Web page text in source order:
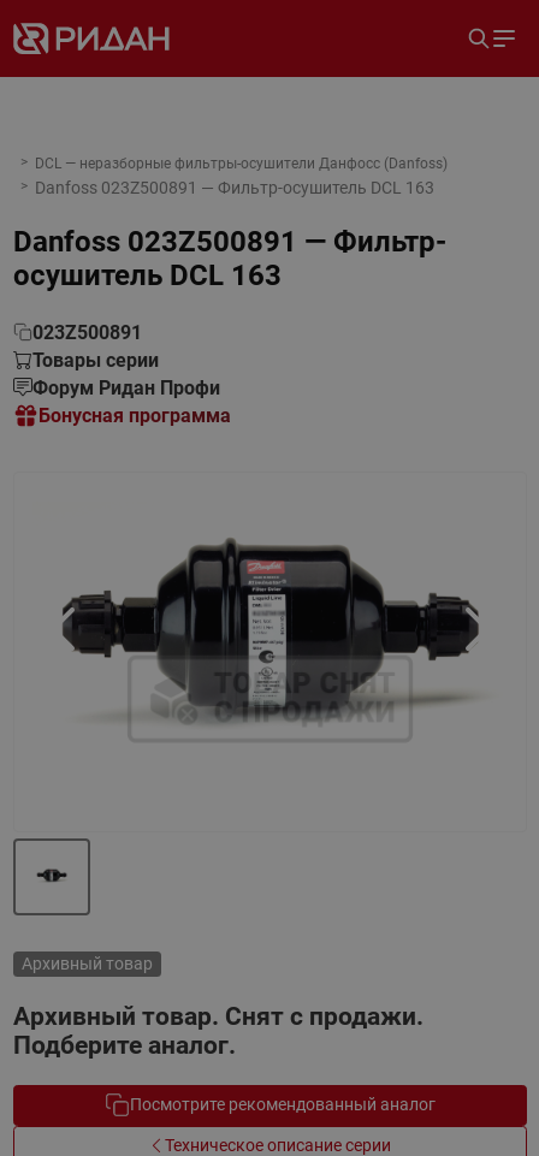
DCL — неразборные фильтры-осушители Данфосс (Danfoss)
Danfoss 023Z500891 — Фильтр-осушитель DCL 163
Danfoss 023Z500891 — Фильтр-
осушитель DCL 163
023Z500891
Товары серии
Форум Ридан Профи
Бонусная программа
Архивный товар
Архивный товар. Снят с продажи.
Подберите аналог.
Посмотрите рекомендованный аналог
Техническое описание серии
Назад